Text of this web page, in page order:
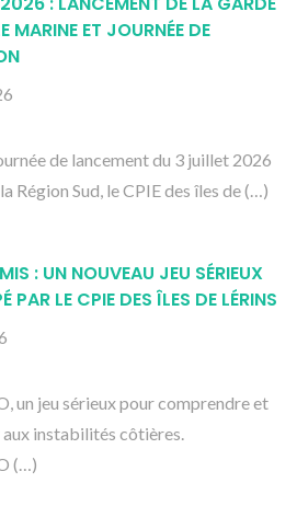
MARINE ET JOURNÉE DE
de lancement du 3 juillet 2026
Région Sud, le CPIE des îles de (…)
: UN NOUVEAU JEU SÉRIEUX
PAR LE CPIE DES ÎLES DE LÉRINS
un jeu sérieux pour comprendre et
instabilités côtières.
(…)